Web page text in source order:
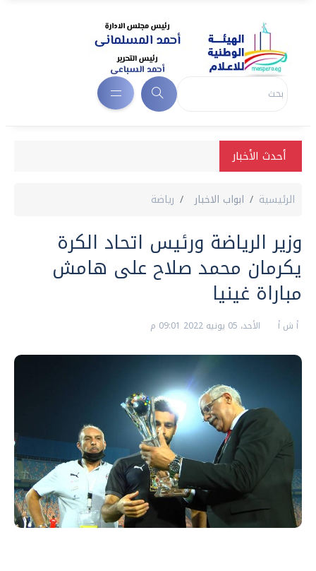
أحدث الأخبار
الرئيسية ابواب الاخبار رياضة
وزير الرياضة ورئيس اتحاد الكرة
يكرمان محمد صلاح على هامش
مباراة غينيا
أ ش أ الأحد، 05 يونيه 2022 09:01 م